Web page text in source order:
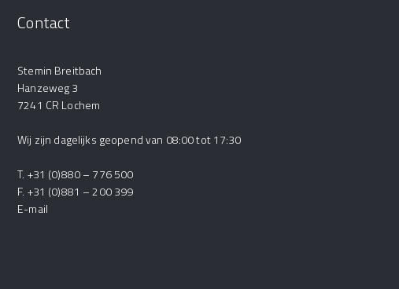
Contact
Stemin Breitbach
Hanzeweg 3
7241 CR Lochem
Wij zijn dagelijks geopend van 08:00 tot 17:30
T. +31 (0)880 – 776 500
F. +31 (0)881 – 200 399
E-mail